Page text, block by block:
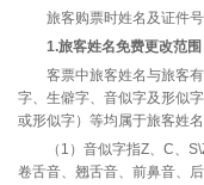
旅客购票时姓名及证件号
1.旅客姓名免费更改范围
客票中旅客姓名与旅客有
字、生僻字、音似字及形似
或形似字）等均属于旅客姓
（1）音似字指Z、C、
卷舌音、翘舌音、前鼻音、